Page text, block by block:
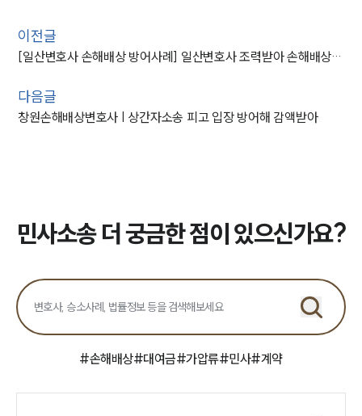
이전글
[일산변호사 손해배상 방어사례] 일산변호사 조력받아 손해배상 방어성공
다음글
창원손해배상변호사 | 상간자소송 피고 입장 방어해 감액받아
민사소송 더 궁금한 점이 있으신가요?
#손해배상#대여금#가압류#민사#계약